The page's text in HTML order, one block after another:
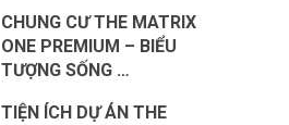
CHUNG CƯ THE MATRIX
ONE PREMIUM – BIỂU
TƯỢNG SỐNG …
TIỆN ÍCH DỰ ÁN THE